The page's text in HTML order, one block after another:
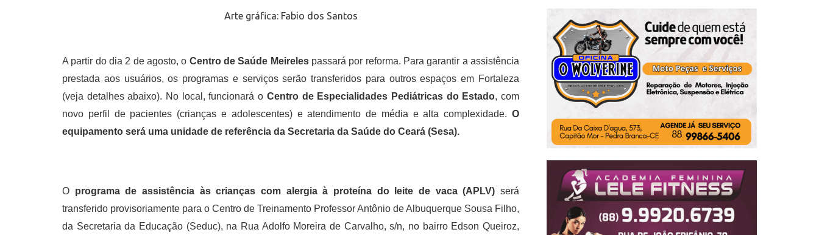
Arte gráfica: Fabio dos Santos
A partir do dia 2 de agosto, o Centro de Saúde Meirelespassará por reforma. Para garantir a assistência
prestada aos usuários, os programas e serviços serão transferidos para outros espaços em Fortaleza
(veja detalhes abaixo). No local, funcionará o Centro de Especialidades Pediátricas do Estado, com
novo perfil de pacientes (crianças e adolescentes) e atendimento de média e alta complexidade. O
equipamento será uma unidade de referência da Secretaria da Saúde do Ceará (Sesa).
O programa de assistência às crianças com alergia à proteína do leite de vaca (APLV) será
transferido provisoriamente para o Centro de Treinamento Professor Antônio de Albuquerque Sousa Filho,
da Secretaria da Educação (Seduc), na Rua Adolfo Moreira de Carvalho, s/n, no bairro Edson Queiroz,